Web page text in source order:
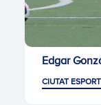
Edgar
CIUTAT